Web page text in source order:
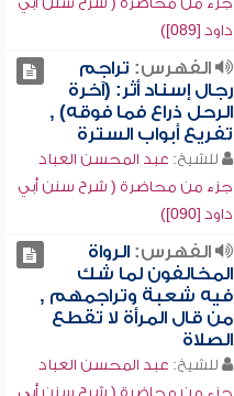
داود [089])
الفهرس: تراجم
رجال إسناد أثر: (آخرة
الرحل ذراع فما فوقه) ,
تفريع أبواب السترة
للشيخ: عبد المحسن العباد
جزء من محاضرة ( شرح سنن أبي
داود [090])
الفهرس:الرواة
المخالفون لما شك
فيه شعبة وتراجمهم ,
من قال المرأة لا تقطع
الصلاة
للشيخ: عبد المحسن العباد
جزء من محاضرة ( شرح سنن أبي